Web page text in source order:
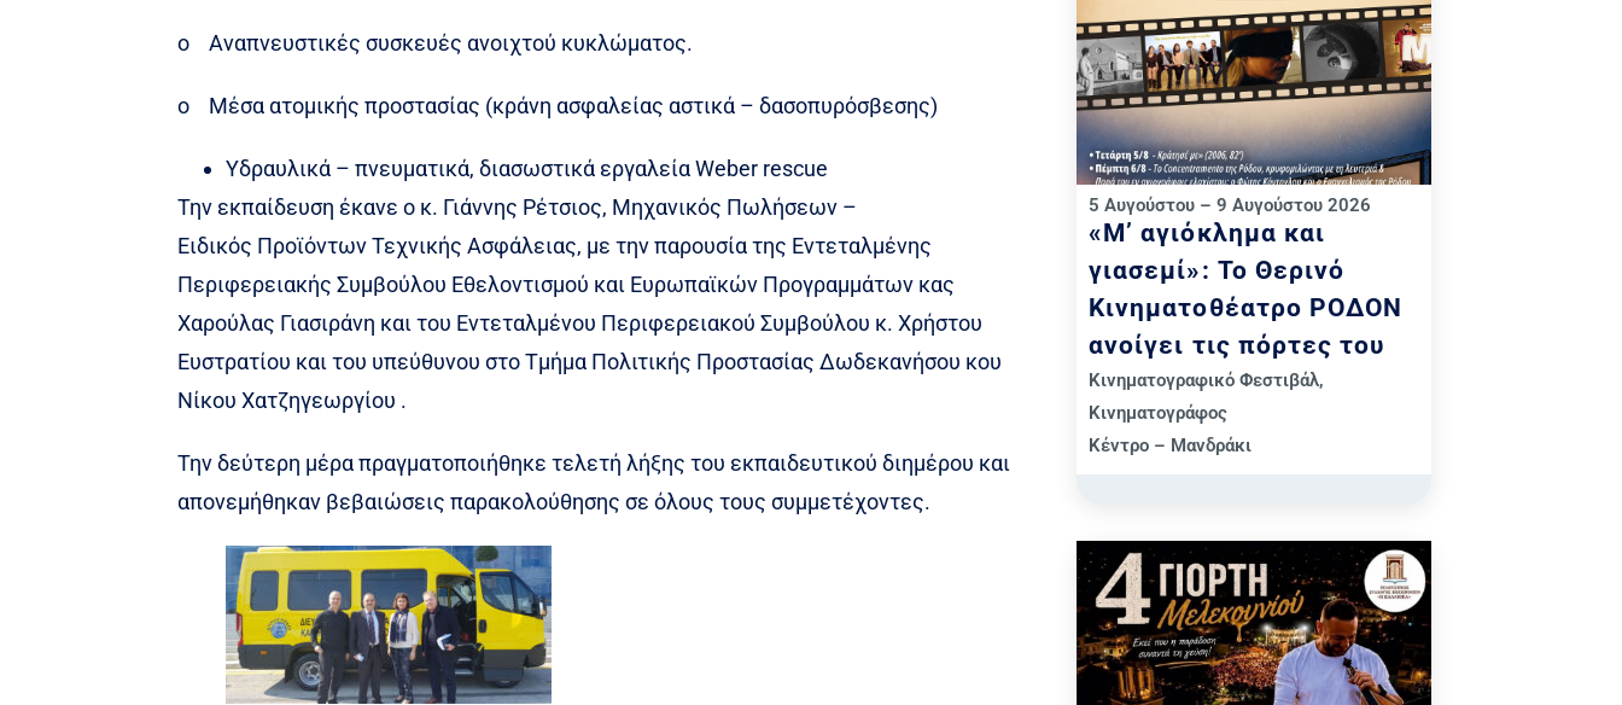
o Αναπνευστικές συσκευές ανοιχτού κυκλώματος.
o Μέσα ατομικής προστασίας (κράνη ασφαλείας αστικά – δασοπυρόσβεσης)
Υδραυλικά – πνευματικά, διασωστικά εργαλεία Weber rescue
Την εκπαίδευση έκανε ο κ. Γιάννης Ρέτσιος, Μηχανικός Πωλήσεων –
Ειδικός Προϊόντων Τεχνικής Ασφάλειας, με την παρουσία της Εντεταλμένης
Περιφερειακής Συμβούλου Εθελοντισμού και Ευρωπαϊκών Προγραμμάτων κας
Χαρούλας Γιασιράνη και του Εντεταλμένου Περιφερειακού Συμβούλου κ. Χρήστου
Ευστρατίου και του υπεύθυνου στο Τμήμα Πολιτικής Προστασίας Δωδεκανήσου κου
Νίκου Χατζηγεωργίου .
Την δεύτερη μέρα πραγματοποιήθηκε τελετή λήξης του εκπαιδευτικού διημέρου και
απονεμήθηκαν βεβαιώσεις παρακολούθησης σε όλους τους συμμετέχοντες.
5 Αυγούστου – 9 Αυγούστου 2026
«Μ’ αγιόκλημα και
γιασεμί»: Το Θερινό
Κινηματοθέατρο ΡΟΔΟΝ
ανοίγει τις πόρτες του
Κινηματογραφικό Φεστιβάλ,
Κινηματογράφος
Κέντρο – Μανδράκι